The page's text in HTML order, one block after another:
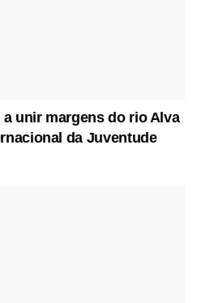
unir margens do rio Alva
da Juventude